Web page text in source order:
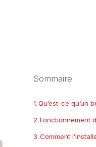
Sommaire
Qu’est-ce qu’un
Fonctionnement
Comment